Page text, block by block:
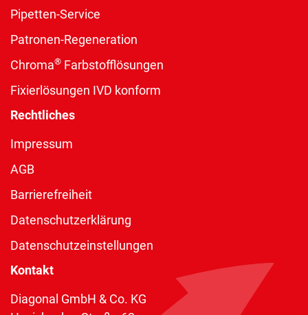
Pipetten-Service
Patronen-Regeneration
Chroma® Farbstofflösungen
Fixierlösungen IVD konform
Rechtliches
Impressum
AGB
Barrierefreiheit
Datenschutzerklärung
Datenschutzeinstellungen
Kontakt
Diagonal GmbH & Co. KG